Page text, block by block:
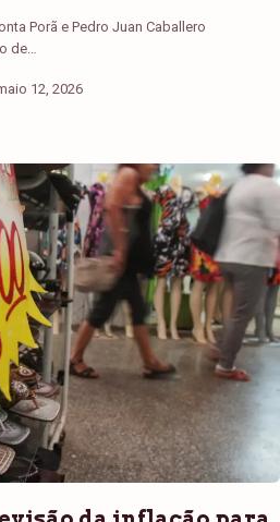
Porã e Pedro Juan Caballero
de…
12, 2026